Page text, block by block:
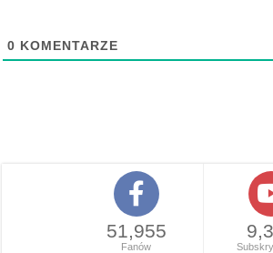
0 KOMENTARZE
51,955
Fanów